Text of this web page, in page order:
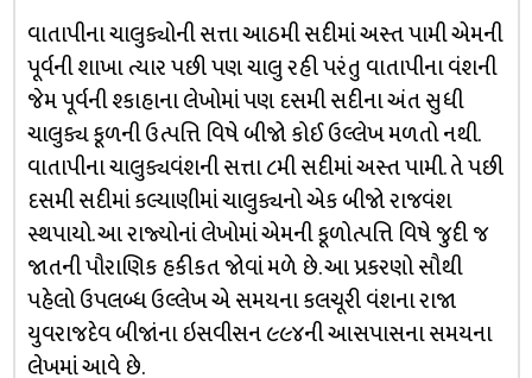
વાતાપીના ચાલુક્યોની સત્તા આઠમી સદીમાં અસ્ત પામી એમની
પૂર્વની શાખા ત્યાર પછી પણ ચાલુ રહી પરંતુ વાતાપીના વંશની
જેમ પૂર્વની શ્કાહાના લેખોમાં પણ દસમી સદીના અંત સુધી
ચાલુક્ય કૂળની ઉત્પત્તિ વિષે બીજો કોઈ ઉલ્લેખ મળતો નથી.
વાતાપીના ચાલુક્યવંશની સત્તા ૮મી સદીમાં અસ્ત પામી. તે પછી
દસમી સદીમાં કલ્યાણીમાં ચાલુક્યનો એક બીજો રાજવંશ
સ્થપાયો. આ રાજ્યોનાં લેખોમાં એમની કૂળોત્પત્તિ વિષે જુદી જ
જાતની પૌરાણિક હકીકત જોવાં મળે છે. આ પ્રકરણો સૌથી
પહેલો ઉપલબ્ધ ઉલ્લેખ એ સમયના કલચૂરી વંશના રાજા
યુવરાજદેવ બીજાંના ઇસવીસન ૯૯૪ની આસપાસના સમયના
લેખમાં આવે છે.